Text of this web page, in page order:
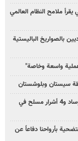
ملامح النظام العالمي
بالصواريخ الباليستية
واسعة وخاصة"
سيستان وبلوشستان
وزارة الأمن الإيرانية: اعتقال 21 عميلاً للموساد و4 أشرار مسلح في
بأرواحنا دفاعاً عن